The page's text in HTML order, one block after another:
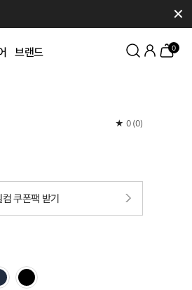
✕
브랜드 0
★ 0 (0)
쿠폰팩 받기